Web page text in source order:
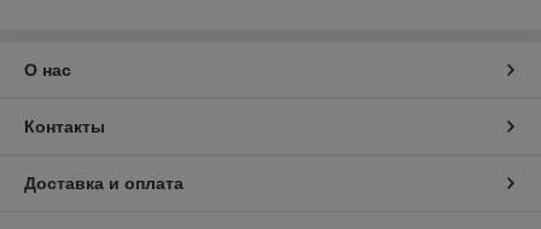
О нас
Контакты
Доставка и оплата